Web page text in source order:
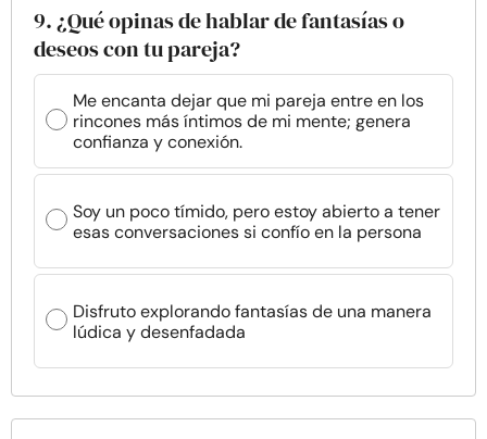
9. ¿Qué opinas de hablar de fantasías o
deseos con tu pareja?
Me encanta dejar que mi pareja entre en los
rincones más íntimos de mi mente; genera
confianza y conexión.
Soy un poco tímido, pero estoy abierto a tener
esas conversaciones si confío en la persona
Disfruto explorando fantasías de una manera
lúdica y desenfadada